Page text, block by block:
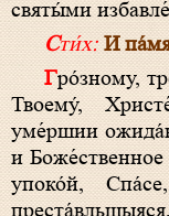
святы́ми
Сти́х: И
Гро́зному, тре́петному, и стра́шному престо́лу
Твоему́,
уме́ршии
и
упоко́й,